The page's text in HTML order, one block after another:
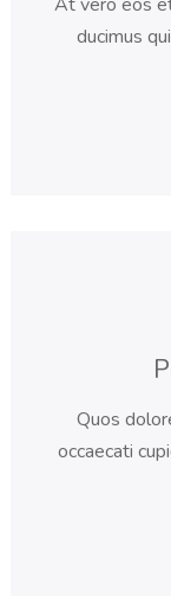
ducimus
Quos
occaecati